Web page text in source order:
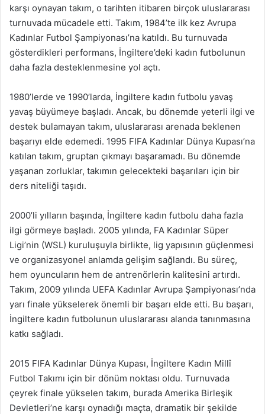
karşı oynayan takım, o tarihten itibaren birçok uluslararası
turnuvada mücadele etti. Takım, 1984’te ilk kez Avrupa
Kadınlar Futbol Şampiyonası’na katıldı. Bu turnuvada
gösterdikleri performans, İngiltere’deki kadın futbolunun
daha fazla desteklenmesine yol açtı.
1980’lerde ve 1990’larda, İngiltere kadın futbolu yavaş
yavaş büyümeye başladı. Ancak, bu dönemde yeterli ilgi ve
destek bulamayan takım, uluslararası arenada beklenen
başarıyı elde edemedi. 1995 FIFA Kadınlar Dünya Kupası’na
katılan takım, gruptan çıkmayı başaramadı. Bu dönemde
yaşanan zorluklar, takımın gelecekteki başarıları için bir
ders niteliği taşıdı.
2000’li yılların başında, İngiltere kadın futbolu daha fazla
ilgi görmeye başladı. 2005 yılında, FA Kadınlar Süper
Ligi’nin (WSL) kuruluşuyla birlikte, lig yapısının güçlenmesi
ve organizasyonel anlamda gelişim sağlandı. Bu süreç,
hem oyuncuların hem de antrenörlerin kalitesini artırdı.
Takım, 2009 yılında UEFA Kadınlar Avrupa Şampiyonası’nda
yarı finale yükselerek önemli bir başarı elde etti. Bu başarı,
İngiltere kadın futbolunun uluslararası alanda tanınmasına
katkı sağladı.
2015 FIFA Kadınlar Dünya Kupası, İngiltere Kadın Millî
Futbol Takımı için bir dönüm noktası oldu. Turnuvada
çeyrek finale yükselen takım, burada Amerika Birleşik
Devletleri’ne karşı oynadığı maçta, dramatik bir şekilde